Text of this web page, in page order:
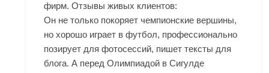
фирм. Отзывы живых клиентов:
Он не только покоряет чемпионские вершины,
но хорошо играет в футбол, профессионально
позирует для фотосессий, пишет тексты для
блога. А перед Олимпиадой в Сигулде